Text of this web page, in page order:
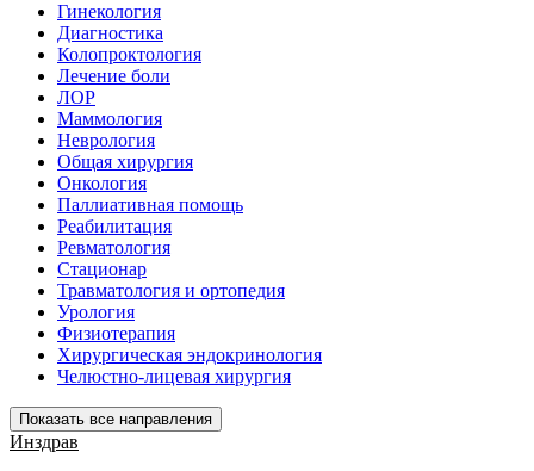
Гинекология
Диагностика
Колопроктология
Лечение боли
ЛОР
Маммология
Неврология
Общая хирургия
Онкология
Паллиативная помощь
Реабилитация
Ревматология
Стационар
Травматология и ортопедия
Урология
Физиотерапия
Хирургическая эндокринология
Челюстно-лицевая хирургия
Показать все направления
Инздрав